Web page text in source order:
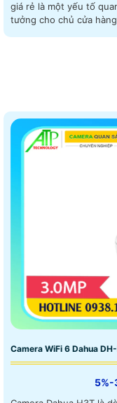
giá rẻ là một yếu tố
tưởng cho chủ cửa
Camera WiFi 6 Dahua
5%-